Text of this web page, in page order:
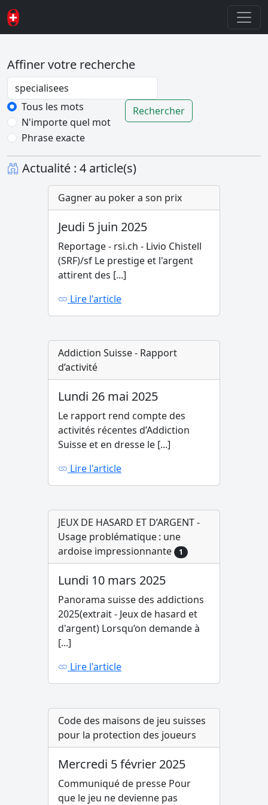
Affiner votre recherche
Password
Tous les mots
N'importe quel mot
Phrase exacte
Rechercher
Actualité : 4 article(s)
Gagner au poker a son prix
Jeudi 5 juin 2025
Reportage - rsi.ch - Livio Chistell
(SRF)/sf Le prestige et l'argent
attirent des [...]
Lire l'article
Addiction Suisse - Rapport
d’activité
Lundi 26 mai 2025
Le rapport rend compte des
activités récentes d’Addiction
Suisse et en dresse le [...]
Lire l'article
JEUX DE HASARD ET D’ARGENT -
Usage problématique : une
ardoise impressionnante
1
Lundi 10 mars 2025
Panorama suisse des addictions
2025(extrait - Jeux de hasard et
d'argent) Lorsqu’on demande à
[...]
Lire l'article
Code des maisons de jeu suisses
pour la protection des joueurs
Mercredi 5 février 2025
Communiqué de presse Pour
que le jeu ne devienne pas